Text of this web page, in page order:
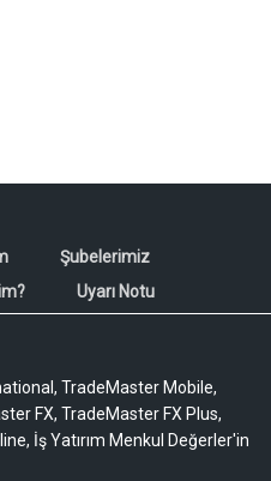
Şubelerimiz
Uyarı Notu
TradeMaster Mobile,
FX, TradeMaster FX Plus,
İş Yatırım Menkul Değerler'in